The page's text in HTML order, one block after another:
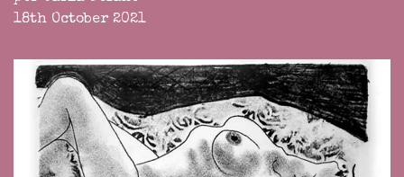
18th October 2021